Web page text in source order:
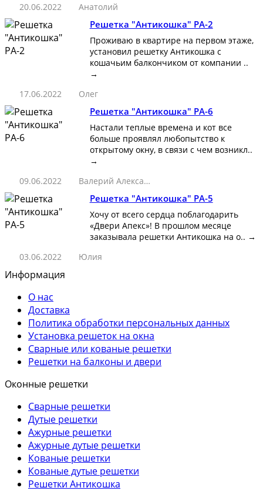
20.06.2022
Анатолий
Решетка "Антикошка" РА-2
Проживаю в квартире на первом этаже,
установил решетку Антикошка с
кошачьим балкончиком от компании ..
→
17.06.2022
Олег
Решетка "Антикошка" РА-6
Настали теплые времена и кот все
больше проявлял любопытство к
открытому окну, в связи с чем возникл..
→
09.06.2022
Валерий Александрович
Решетка "Антикошка" РА-5
Хочу от всего сердца поблагодарить
«Двери Апекс»! В прошлом месяце
заказывала решетки Антикошка на о.. →
03.06.2022
Юлия
Информация
О нас
Доставка
Политика обработки персональных данных
Установка решеток на окна
Сварные или кованые решетки
Решетки на балконы и двери
Оконные решетки
Сварные решетки
Дутые решетки
Ажурные решетки
Ажурные дутые решетки
Кованые решетки
Кованые дутые решетки
Решетки Антикошка